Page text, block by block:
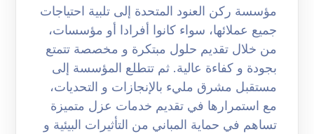
مؤسسة ركن العنود المتحدة إلى تلبية احتياجات
جميع عملائها، سواء كانوا أفرادا أو مؤسسات،
من خلال تقديم حلول مبتكرة و مخصصة تتمتع
بجودة و كفاءة عالية. ثم تتطلع المؤسسة إلى
مستقبل مشرق مليء بالإنجازات و التحديات،
مع استمرارها في تقديم خدمات عزل متميزة
تساهم في حماية المباني من التأثيرات البيئية و